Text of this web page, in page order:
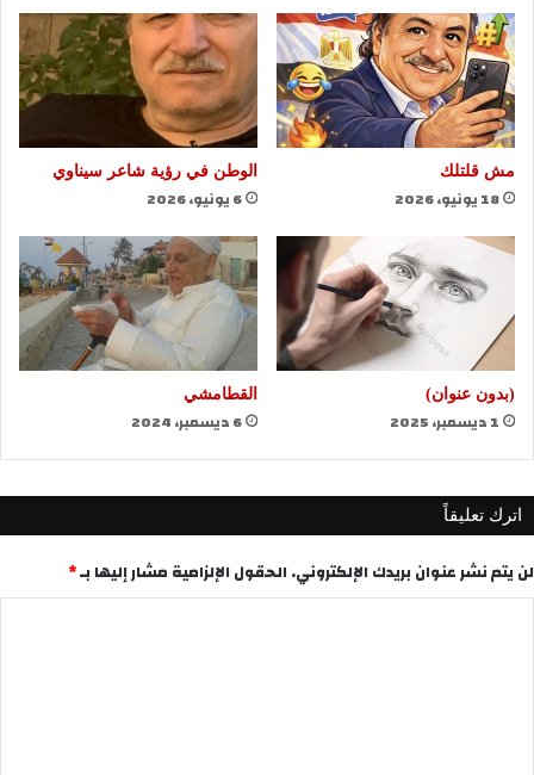
مش قلتلك
18 يونيو، 2026
الوطن في رؤية شاعر سيناوي
6 يونيو، 2026
(بدون عنوان)
1 ديسمبر، 2025
القطامشي
6 ديسمبر، 2024
اترك تعليقاً
لن يتم نشر عنوان بريدك الإلكتروني. الحقول الإلزامية مشار إليها بـ*